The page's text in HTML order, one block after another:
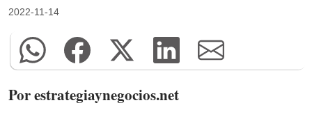
2022-11-14
Por estrategiaynegocios.net